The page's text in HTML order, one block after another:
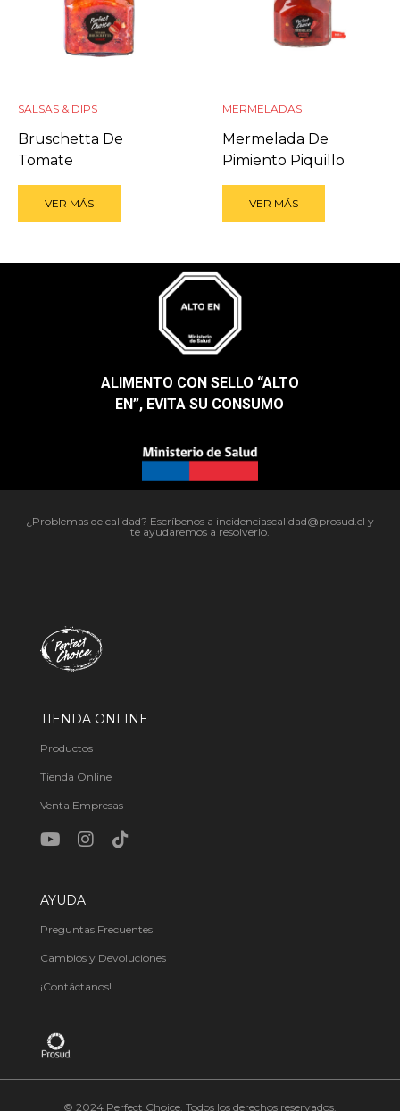
SALSAS & DIPS
Bruschetta De
Tomate
VER MÁS
MERMELADAS
Mermelada De
Pimiento Piquillo
VER MÁS
ALIMENTO CON SELLO “ALTO
EN”, EVITA SU CONSUMO​
¿Problemas de calidad? Escríbenos a incidenciascalidad@prosud.cl y
te ayudaremos a resolverlo.
TIENDA ONLINE
Productos
Tienda Online
Venta Empresas
AYUDA
Preguntas Frecuentes
Cambios y Devoluciones
¡Contáctanos!
© 2024 Perfect Choice. Todos los derechos reservados.